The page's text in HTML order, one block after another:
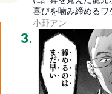
喜びを噛み締めるワ
小野アン
3.